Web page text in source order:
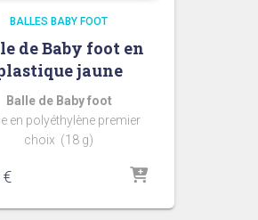
BALLES BABY FOOT
de Baby foot en
jaune
Balle de Baby foot
en polyéthylène premier
choix (18 g)
€